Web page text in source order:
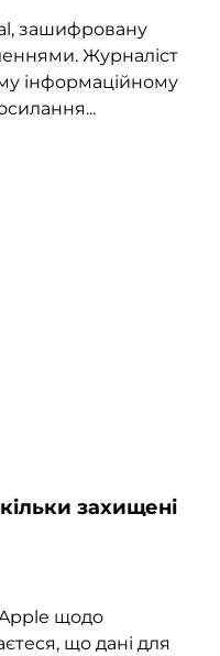
зашифровану
Журналіст
інформаційному
захищені
щодо
що дані для